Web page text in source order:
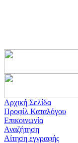
Αρχική Σελίδα
Προφίλ Καταλόγου
Επικοινωνία
Αναζήτηση
Αίτηση εγγραφής